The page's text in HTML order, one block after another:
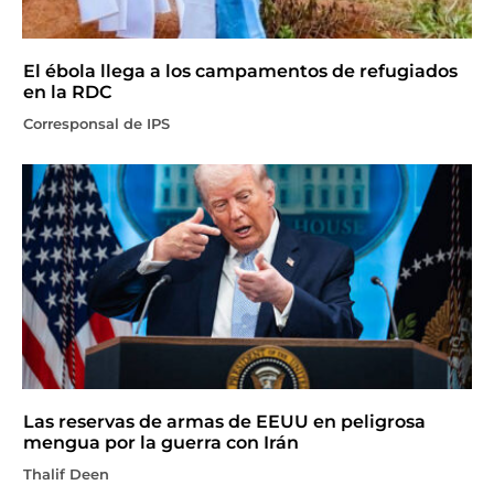
El ébola llega a los campamentos de refugiados
en la RDC
Corresponsal de IPS
Las reservas de armas de EEUU en peligrosa
mengua por la guerra con Irán
Thalif Deen